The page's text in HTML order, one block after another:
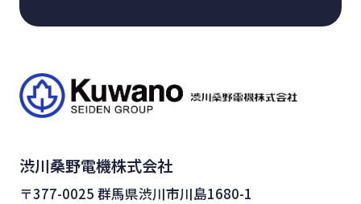
渋川桑野電機株式会社
〒377-0025 群馬県渋川市川島1680-1